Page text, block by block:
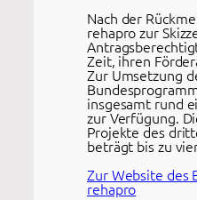
Nach der
rehapro zur
Zeit, ihren
Zur Umsetzung
insgesamt rund
zur Verfügung.
Projekte des
beträgt bis zu
Zur Website des
rehapro